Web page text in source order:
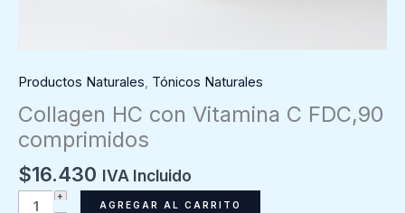
Productos Naturales, Tónicos Naturales
Collagen HC con Vitamina C FDC,90
comprimidos
$16.430 IVA Incluido
Collagen
AGREGAR AL CARRITO